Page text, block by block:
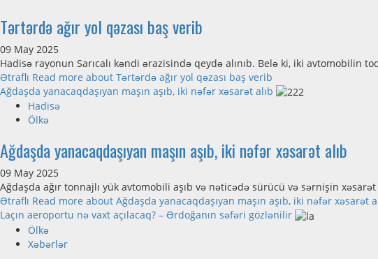
Tərtərdə ağır yol qəzası baş verib
09 May 2025
Hadisə rayonun Sarıcalı kəndi ərazisində qeydə alınıb. Belə ki, iki avtomobilin
Ətraflı Read more about Tərtərdə ağır yol qəzası baş verib
Ağdaşda yanacaqdaşıyan maşın aşıb, iki nəfər xəsarət alıb
Hadisə
Ölkə
Ağdaşda yanacaqdaşıyan maşın aşıb, iki nəfər xəsarət alıb
09 May 2025
Ağdaşda ağır tonnajlı yük avtomobili aşıb və nəticədə sürücü və sərnişin
Ətraflı Read more about Ağdaşda yanacaqdaşıyan maşın aşıb, iki nəfər xəsarət
Laçın aeroportu nə vaxt açılacaq? – Ərdoğanın səfəri gözlənilir
Ölkə
Xəbərlər